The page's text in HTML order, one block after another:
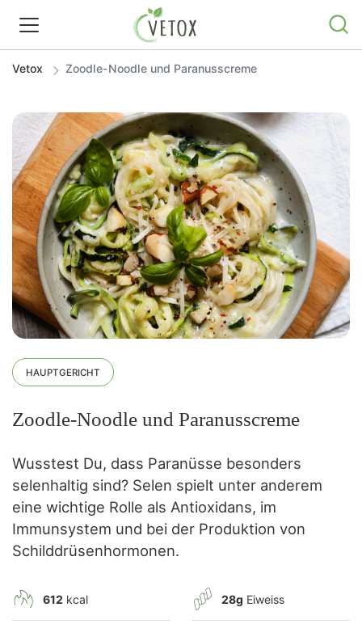
REZEPTWELT
WISSEN
SHOP
GRATIS ERNÄHRUNGSTIPPS
Vetox Zoodle-Noodle und Paranusscreme
HAUPTGERICHT
Zoodle-Noodle und Paranusscreme
Wusstest Du, dass Paranüsse besonders
selenhaltig sind? Selen spielt unter anderem
eine wichtige Rolle als Antioxidans, im
Immunsystem und bei der Produktion von
Schilddrüsenhormonen.
612 kcal 28g Eiweiss